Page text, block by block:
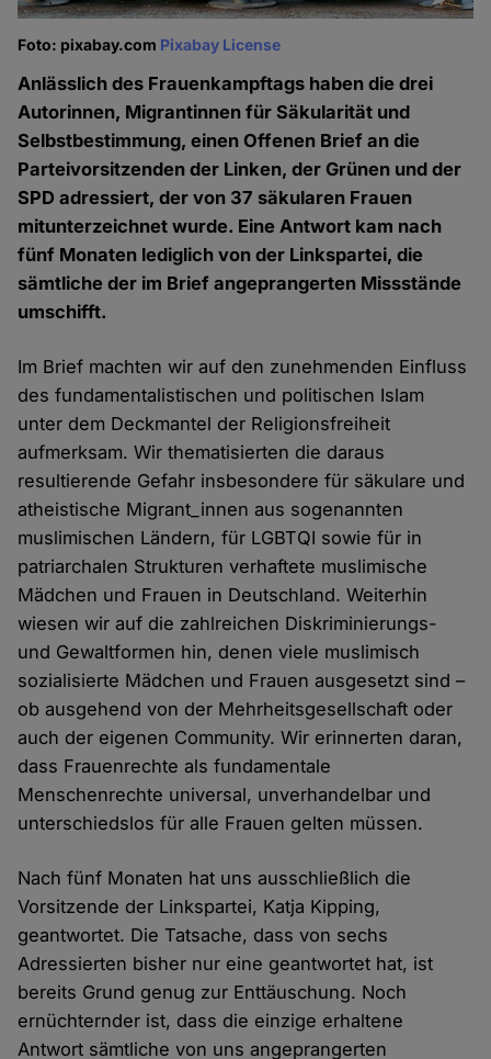
Foto: pixabay.com Pixabay License
Anlässlich des Frauenkampftags haben die drei
Autorinnen, Migrantinnen für Säkularität und
Selbstbestimmung, einen Offenen Brief an die
Parteivorsitzenden der Linken, der Grünen und der
SPD adressiert, der von 37 säkularen Frauen
mitunterzeichnet wurde. Eine Antwort kam nach
fünf Monaten lediglich von der Linkspartei, die
sämtliche der im Brief angeprangerten Missstände
umschifft.
Im Brief machten wir auf den zunehmenden Einfluss
des fundamentalistischen und politischen Islam
unter dem Deckmantel der Religionsfreiheit
aufmerksam. Wir thematisierten die daraus
resultierende Gefahr insbesondere für säkulare und
atheistische Migrant_innen aus sogenannten
muslimischen Ländern, für LGBTQI sowie für in
patriarchalen Strukturen verhaftete muslimische
Mädchen und Frauen in Deutschland. Weiterhin
wiesen wir auf die zahlreichen Diskriminierungs-
und Gewaltformen hin, denen viele muslimisch
sozialisierte Mädchen und Frauen ausgesetzt sind –
ob ausgehend von der Mehrheitsgesellschaft oder
auch der eigenen Community. Wir erinnerten daran,
dass Frauenrechte als fundamentale
Menschenrechte universal, unverhandelbar und
unterschiedslos für alle Frauen gelten müssen.
Nach fünf Monaten hat uns ausschließlich die
Vorsitzende der Linkspartei, Katja Kipping,
geantwortet. Die Tatsache, dass von sechs
Adressierten bisher nur eine geantwortet hat, ist
bereits Grund genug zur Enttäuschung. Noch
ernüchternder ist, dass die einzige erhaltene
Antwort sämtliche von uns angeprangerten